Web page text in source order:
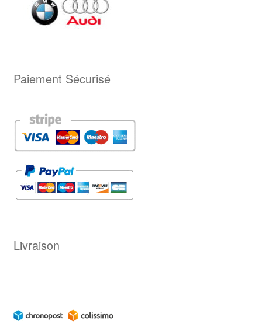
Paiement Sécurisé
Livraison